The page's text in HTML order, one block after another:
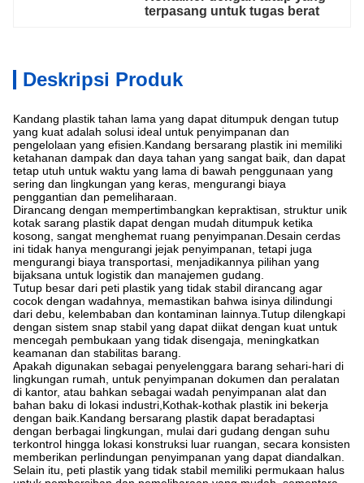
terpasang untuk tugas berat
Deskripsi Produk
Kandang plastik tahan lama yang dapat ditumpuk dengan tutup
yang kuat adalah solusi ideal untuk penyimpanan dan
pengelolaan yang efisien.Kandang bersarang plastik ini memiliki
ketahanan dampak dan daya tahan yang sangat baik, dan dapat
tetap utuh untuk waktu yang lama di bawah penggunaan yang
sering dan lingkungan yang keras, mengurangi biaya
penggantian dan pemeliharaan.
Dirancang dengan mempertimbangkan kepraktisan, struktur unik
kotak sarang plastik dapat dengan mudah ditumpuk ketika
kosong, sangat menghemat ruang penyimpanan.Desain cerdas
ini tidak hanya mengurangi jejak penyimpanan, tetapi juga
mengurangi biaya transportasi, menjadikannya pilihan yang
bijaksana untuk logistik dan manajemen gudang.
Tutup besar dari peti plastik yang tidak stabil dirancang agar
cocok dengan wadahnya, memastikan bahwa isinya dilindungi
dari debu, kelembaban dan kontaminan lainnya.Tutup dilengkapi
dengan sistem snap stabil yang dapat diikat dengan kuat untuk
mencegah pembukaan yang tidak disengaja, meningkatkan
keamanan dan stabilitas barang.
Apakah digunakan sebagai penyelenggara barang sehari-hari di
lingkungan rumah, untuk penyimpanan dokumen dan peralatan
di kantor, atau bahkan sebagai wadah penyimpanan alat dan
bahan baku di lokasi industri,Kothak-kothak plastik ini bekerja
dengan baik.Kandang bersarang plastik dapat beradaptasi
dengan berbagai lingkungan, mulai dari gudang dengan suhu
terkontrol hingga lokasi konstruksi luar ruangan, secara konsisten
memberikan perlindungan penyimpanan yang dapat diandalkan.
Selain itu, peti plastik yang tidak stabil memiliki permukaan halus